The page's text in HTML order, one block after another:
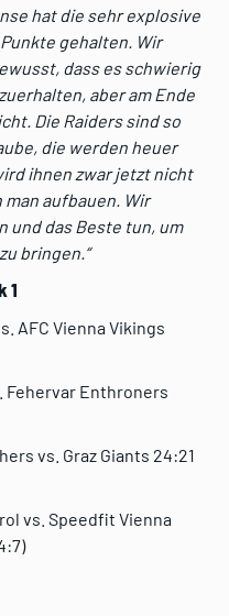
hat die sehr explosive
gehalten. Wir
dass es schwierig
aber am Ende
Die Raiders sind so
die werden heuer
ihnen zwar jetzt nicht
man aufbauen. Wir
und das Beste tun, um
bringen.“
1
AFC Vienna Vikings
Fehervar Enthroners
vs. Graz Giants 24:21
vs. Speedfit Vienna